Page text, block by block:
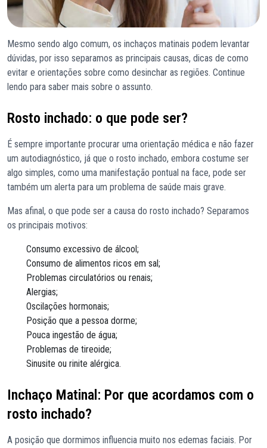
Mesmo sendo algo comum, os inchaços matinais podem levantar
dúvidas, por isso separamos as principais causas, dicas de como
evitar e orientações sobre como desinchar as regiões. Continue
lendo para saber mais sobre o assunto.
Rosto inchado: o que pode ser?
É sempre importante procurar uma orientação médica e não fazer
um autodiagnóstico, já que o rosto inchado, embora costume ser
algo simples, como uma manifestação pontual na face, pode ser
também um alerta para um problema de saúde mais grave.
Mas afinal, o que pode ser a causa do rosto inchado? Separamos
os principais motivos:
Consumo excessivo de álcool;
Consumo de alimentos ricos em sal;
Problemas circulatórios ou renais;
Alergias;
Oscilações hormonais;
Posição que a pessoa dorme;
Pouca ingestão de água;
Problemas de tireoide;
Sinusite ou rinite alérgica.
Inchaço Matinal: Por que acordamos com o
rosto inchado?
A posição que dormimos influencia muito nos edemas faciais. Por